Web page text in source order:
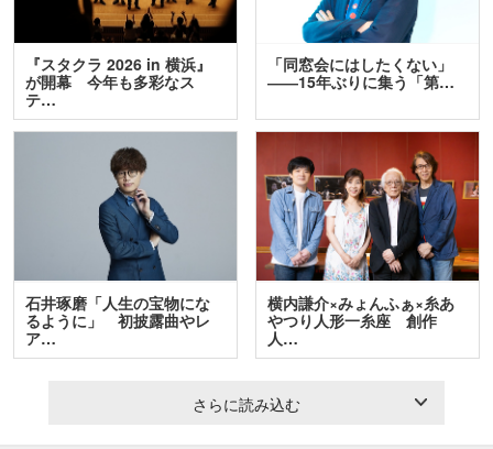
『スタクラ 2026 in 横浜』
が開幕 今年も多彩なス
テ…
「同窓会にはしたくない」
――15年ぶりに集う「第…
石井琢磨「人生の宝物にな
るように」 初披露曲やレ
ア…
横内謙介×みょんふぁ×糸あ
やつり人形一糸座 創作
人…
さらに読み込む